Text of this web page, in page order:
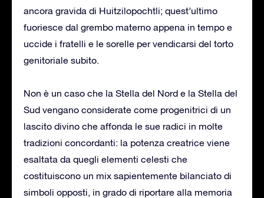
ancora gravida di Huitzilopochtli; quest’ultimo
fuoriesce dal grembo materno appena in tempo e
uccide i fratelli e le sorelle per vendicarsi del torto
genitoriale subito.
Non è un caso che la Stella del Nord e la Stella del
Sud vengano considerate come progenitrici di un
lascito divino che affonda le sue radici in molte
tradizioni concordanti: la potenza creatrice viene
esaltata da quegli elementi celesti che
costituiscono un mix sapientemente bilanciato di
simboli opposti, in grado di riportare alla memoria